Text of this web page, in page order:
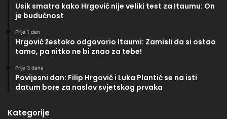
Usik smatra kako Hrgović nije veliki test za Itaumu: On
je budućnost
Prije 1 dan
Hrgović žestoko odgovorio Itaumi: Zamisli da si ostao
tamo, pa nitko ne bi znao za tebe!
Prije 3 dana
Povijesni dan: Filip Hrgović i Luka Plantić se na isti
datum bore za naslov svjetskog prvaka
Kategorije